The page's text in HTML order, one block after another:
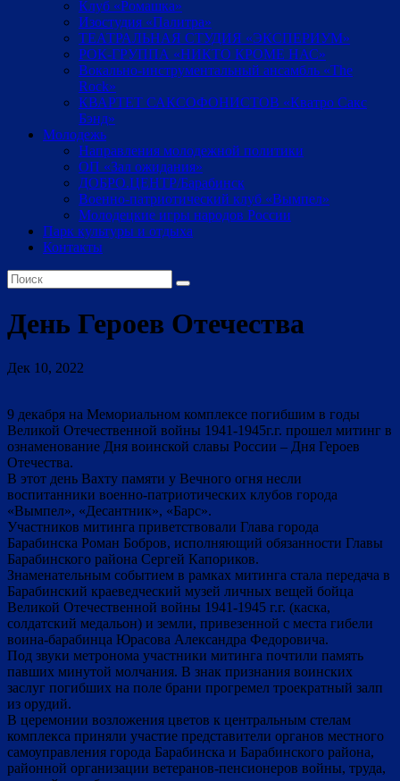
Клуб «Ромашка»
Изостудия «Палитра»
ТЕАТРАЛЬНАЯ СТУДИЯ «ЭКСПЕРИУМ»
РОК-ГРУППА «НИКТО КРОМЕ НАС»
Вокально-инструментальный ансамбль «The
Rock»
КВАРТЕТ САКСОФОНИСТОВ «Кватро Сакс
Бэнд»
Молодежь
Направления молодежной политики
ОП «Зал ожидания»
ДОБРО.ЦЕНТР/Барабинск
Военно-патриотический клуб «Вымпел»
Молодецкие игры народов России
Парк культуры и отдыха
Контакты
День Героев Отечества
Дек 10, 2022
9 декабря на Мемориальном комплексе погибшим в годы
Великой Отечественной войны 1941-1945г.г. прошел митинг в
ознаменование Дня воинской славы России – Дня Героев
Отечества.
В этот день Вахту памяти у Вечного огня несли
воспитанники военно-патриотических клубов города
«Вымпел», «Десантник», «Барс».
Участников митинга приветствовали Глава города
Барабинска Роман Бобров, исполняющий обязанности Главы
Барабинского района Сергей Капориков.
Знаменательным событием в рамках митинга стала передача в
Барабинский краеведческий музей личных вещей бойца
Великой Отечественной войны 1941-1945 г.г. (каска,
солдатский медальон) и земли, привезенной с места гибели
воина-барабинца Юрасова Александра Федоровича.
Под звуки метронома участники митинга почтили память
павших минутой молчания. В знак признания воинских
заслуг погибших на поле брани прогремел троекратный залп
из орудий.
В церемонии возложения цветов к центральным стелам
комплекса приняли участие представители органов местного
самоуправления города Барабинска и Барабинского района,
районной организации ветеранов-пенсионеров войны, труда,